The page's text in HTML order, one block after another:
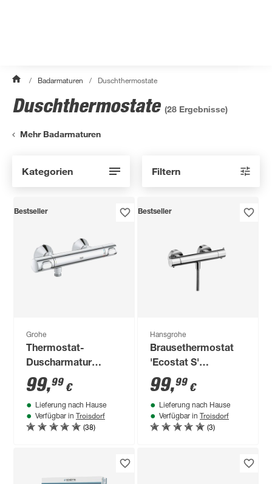
/ Badarmaturen / Duschthermostate
Duschthermostate (28 Ergebnisse)
Mehr Badarmaturen
Kategorien Filtern
Bestseller
Grohe
Thermostat-
Duscharmatur
'Precision Flow'
chromfarben
99,99 €
Lieferung nach Hause
Verfügbar in Troisdorf
(38)
Bestseller
Hansgrohe
Brausethermostat
'Ecostat S'
chromfarben
99,99 €
Lieferung nach Hause
Verfügbar in Troisdorf
(3)